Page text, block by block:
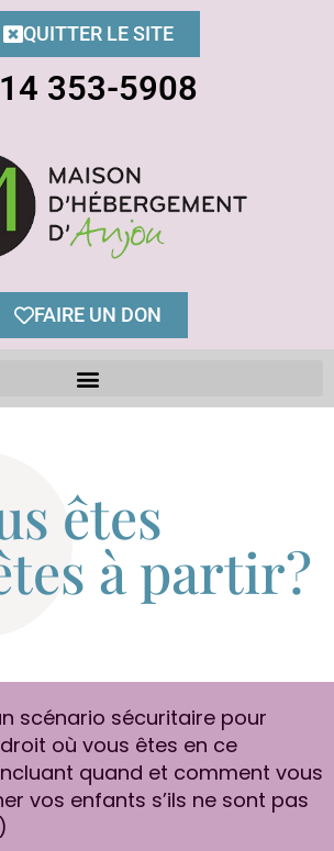
QUITTER LE SITE
353-5908
FAIRE UN DON
êtes
à partir?
scénario sécuritaire pour
où vous êtes en ce
quand et comment vous
vos enfants s’ils ne sont pas